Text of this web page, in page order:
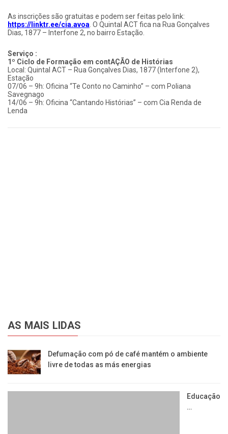
As inscrições são gratuitas e podem ser feitas pelo link:
https://linktr.ee/cia.avoa . O Quintal ACT fica na Rua Gonçalves
Dias, 1877 – Interfone 2, no bairro Estação.
Serviço :
1º Ciclo de Formação em contAÇÃO de Histórias
Local: Quintal ACT – Rua Gonçalves Dias, 1877 (Interfone 2),
Estação
07/06 – 9h: Oficina “Te Conto no Caminho” – com Poliana
Savegnago
14/06 – 9h: Oficina “Cantando Histórias” – com Cia Renda de
Lenda
AS MAIS LIDAS
Defumação com pó de café mantém o ambiente
livre de todas as más energias
Educação
…